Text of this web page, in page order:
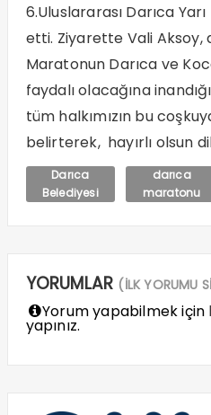
6.Uluslararası Darıca
etti. Ziyarette Vali Aksoy,
Maratonun Darıca ve
faydalı olacağına
tüm halkımızın bu
belirterek, hayırlı olsun
Darıca
Belediyesi
darıca
maratonu
YORUMLAR (İLK YORUMU
Yorum yapabilmek için
yapınız.